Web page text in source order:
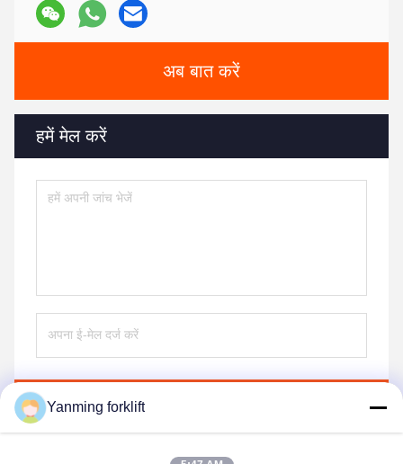
अब बात करें
हमें मेल करें
Yanming forklift